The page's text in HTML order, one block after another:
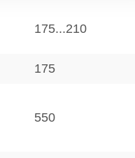
175...210
175
550